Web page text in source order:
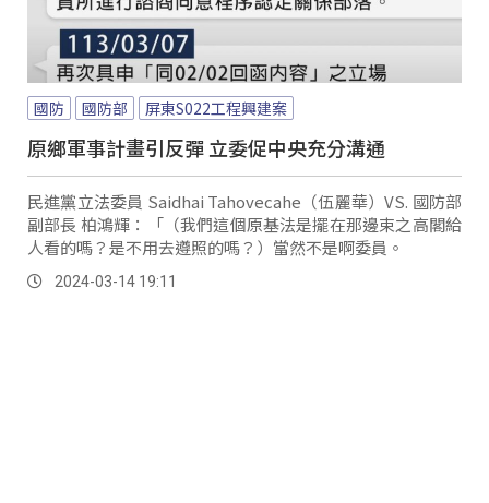
國防 國防部 屏東S022工程興建案
原鄉軍事計畫引反彈 立委促中央充分溝通
民進黨立法委員 Saidhai Tahovecahe（伍麗華）VS. 國防部
副部長 柏鴻輝：「（我們這個原基法是擺在那邊束之高閣給
人看的嗎？是不用去遵照的嗎？）當然不是啊委員。
2024-03-14 19:11